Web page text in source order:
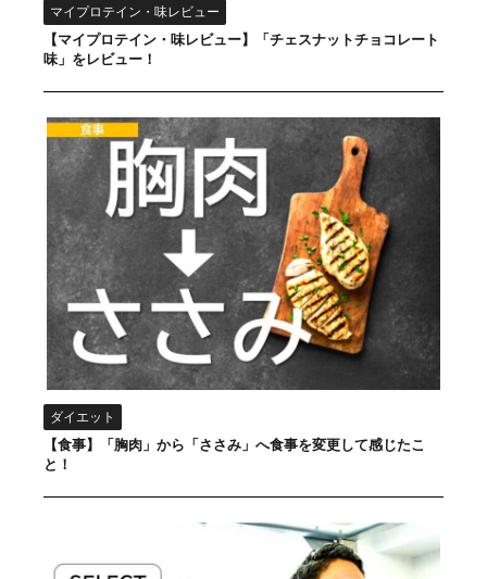
マイプロテイン・味レビュー
【マイプロテイン・味レビュー】「チェスナットチョコレート
味」をレビュー！
ダイエット
【食事】「胸肉」から「ささみ」へ食事を変更して感じたこ
と！